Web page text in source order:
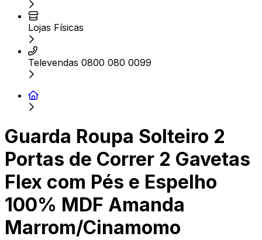
Lojas Físicas
Televendas 0800 080 0099
Guarda Roupa Solteiro 2
Portas de Correr 2 Gavetas
Flex com Pés e Espelho
100% MDF Amanda
Marrom/Cinamomo